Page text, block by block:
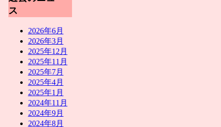
ス
2026年6月
2026年3月
2025年12月
2025年11月
2025年7月
2025年4月
2025年1月
2024年11月
2024年9月
2024年8月